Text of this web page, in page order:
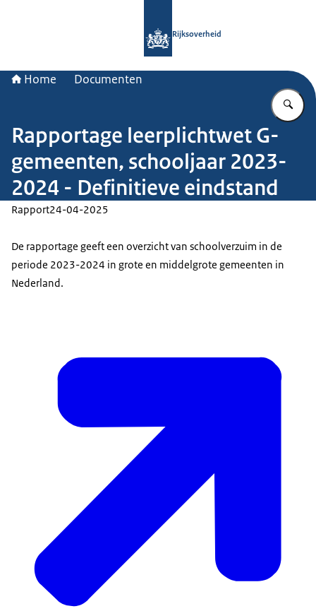
Rijksoverheid
Home Documenten
Rapportage leerplichtwet G-
gemeenten, schooljaar 2023-
2024 - Definitieve eindstand
Rapport24-04-2025
De rapportage geeft een overzicht van schoolverzuim in de
periode 2023-2024 in grote en middelgrote gemeenten in
Nederland.